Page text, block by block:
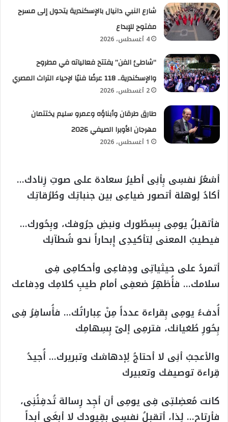
شارع النبي دانيال بالإسكندرية يتحول إلى مسرح
مفتوح للإبداع
4 أغسطس، 2026
“شاطئ الفن” يفتتح فعالياته في مطروح
والإسكندرية.. 118 عرضًا فنيًا لإحياء التراث المصري
2 أغسطس، 2026
طارق طرقان وأبناؤه وعمرو سليم يختتمان
مهرجان الأوبرا الصيفي 2026
1 أغسطس، 2026
أشعُرُ نفسِى بِأنِى أطيرُ سعادة على صوتِ زِنادك…
أكادُ لِوهلة أتصور ضياعِى بين جنباتِك وطُرُقاتِك
فأتقبلُ يومِى بِسِطُورك ونبضِ حِرُوفك، وبِحُورك…
فيطيبُ المعنى لِتأكيدِى إِبحاراً نحو شُطآنِك
أتمردُ على حيثياتِى ودِفاعِى وأحكامِى فِى
سلامك… فأُظهِرُ ضعفِى أمام طيبِ كلامِك ودِفاعك
أُدفءُ يومِى بِقراءة عدداً مِنْ عِباراتُك… فأُسافِرُ فِى
بِحُورِ طُغيانك، فترمِى إلىّ بِسِهامِك
والأعجبُ أنِى لا أحتاجُ لِإدهاشك وتبريرك… أُجيدُ
قِراءة توصيفك وتعبيرك
كانت مُعضِلتِى فِى يومِى أن أجِد رِسالة تُدفِئُنِى،
فأرتاح… لِذا، أتقبلُ نفسِى بِقِيودك لا أبغَى أبداً